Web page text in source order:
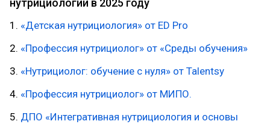
нутрициологии в 2025 году
1. «Детская нутрициология» от ED Pro
2. «Профессия нутрициолог» от «Среды обучения»
3. «Нутрициолог: обучение с нуля» от Talentsy
4. «Профессия нутрициолог» от МИПО.
5. ДПО «Интегративная нутрициология и основы